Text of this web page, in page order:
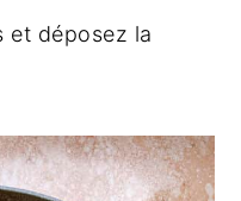
et déposez la